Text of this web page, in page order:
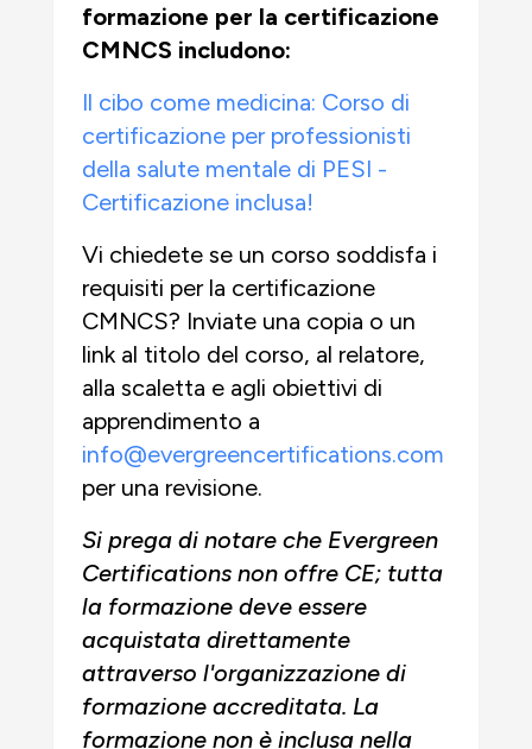
formazione per la certificazione
CMNCS includono:
Il cibo come medicina: Corso di
certificazione per professionisti
della salute mentale di PESI -
Certificazione inclusa!
Vi chiedete se un corso soddisfa i
requisiti per la certificazione
CMNCS? Inviate una copia o un
link al titolo del corso, al relatore,
alla scaletta e agli obiettivi di
apprendimento a
info@evergreencertifications.com
per una revisione.
Si prega di notare che Evergreen
Certifications non offre CE; tutta
la formazione deve essere
acquistata direttamente
attraverso l'organizzazione di
formazione accreditata. La
formazione non è inclusa nella